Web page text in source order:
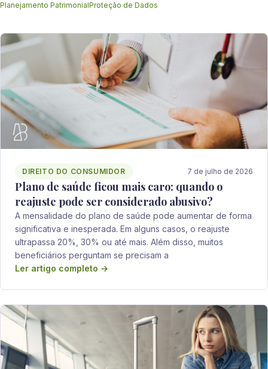
Planejamento PatrimonialProteção de Dados
DIREITO DO CONSUMIDOR 7 de julho de 2026
Plano de saúde ficou mais caro: quando o
reajuste pode ser considerado abusivo?
A mensalidade do plano de saúde pode aumentar de forma
significativa e inesperada. Em alguns casos, o reajuste
ultrapassa 20%, 30% ou até mais. Além disso, muitos
beneficiários perguntam se precisam a
Ler artigo completo →